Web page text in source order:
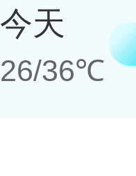
今天
26/36℃